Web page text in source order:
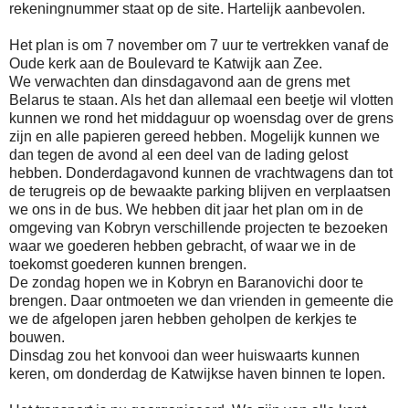
rekeningnummer staat op de site. Hartelijk aanbevolen.
Het plan is om 7 november om 7 uur te vertrekken vanaf de
Oude kerk aan de Boulevard te Katwijk aan Zee.
We verwachten dan dinsdagavond aan de grens met
Belarus te staan. Als het dan allemaal een beetje wil vlotten
kunnen we rond het middaguur op woensdag over de grens
zijn en alle papieren gereed hebben. Mogelijk kunnen we
dan tegen de avond al een deel van de lading gelost
hebben. Donderdagavond kunnen de vrachtwagens dan tot
de terugreis op de bewaakte parking blijven en verplaatsen
we ons in de bus. We hebben dit jaar het plan om in de
omgeving van Kobryn verschillende projecten te bezoeken
waar we goederen hebben gebracht, of waar we in de
toekomst goederen kunnen brengen.
De zondag hopen we in Kobryn en Baranovichi door te
brengen. Daar ontmoeten we dan vrienden in gemeente die
we de afgelopen jaren hebben geholpen de kerkjes te
bouwen.
Dinsdag zou het konvooi dan weer huiswaarts kunnen
keren, om donderdag de Katwijkse haven binnen te lopen.